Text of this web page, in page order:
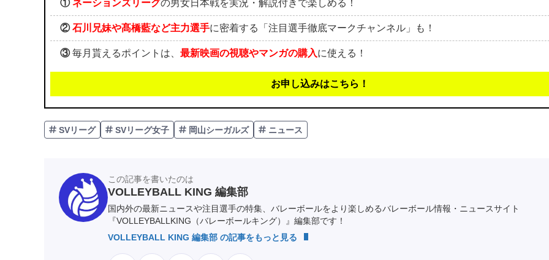
① ネーションズリーグの男女日本戦を実況・解説付きで楽しめる！
② 石川兄妹や髙橋藍など主力選手に密着する「注目選手徹底マークチャンネル」も！
③毎月貰えるポイントは、 最新映画の視聴やマンガの購入に使える！
お申し込みはこちら！
SVリーグ SVリーグ女子 岡山シーガルズ ニュース
この記事を書いたのは
VOLLEYBALL KING 編集部
国内外の最新ニュースや注目選手の特集、バレーボールをより楽しめるバレーボール情報・ニュースサイト
『VOLLEYBALLKING（バレーボールキング）』編集部です！
VOLLEYBALL KING 編集部 の記事をもっと見る